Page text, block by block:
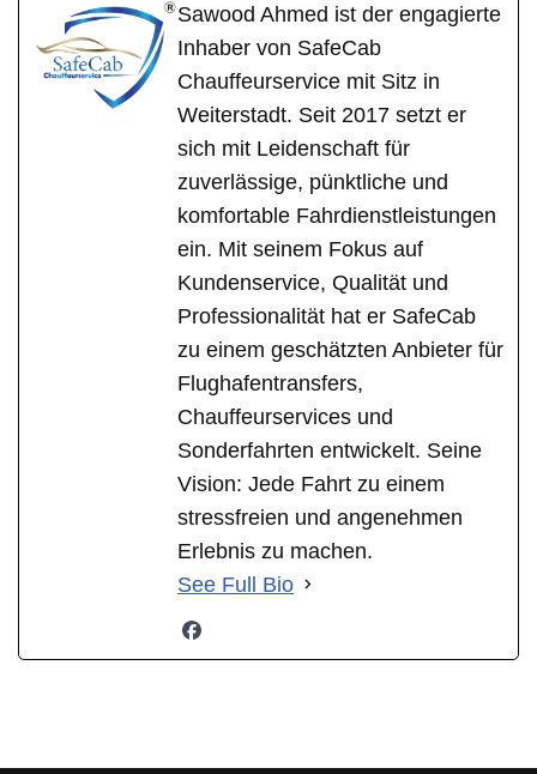
Sawood Ahmed ist der engagierte
Inhaber von SafeCab
Chauffeurservice mit Sitz in
Weiterstadt. Seit 2017 setzt er
sich mit Leidenschaft für
zuverlässige, pünktliche und
komfortable Fahrdienstleistungen
ein. Mit seinem Fokus auf
Kundenservice, Qualität und
Professionalität hat er SafeCab
zu einem geschätzten Anbieter für
Flughafentransfers,
Chauffeurservices und
Sonderfahrten entwickelt. Seine
Vision: Jede Fahrt zu einem
stressfreien und angenehmen
Erlebnis zu machen.
See Full Bio